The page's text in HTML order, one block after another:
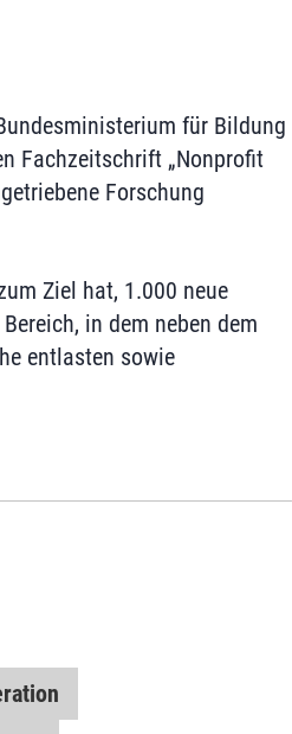
für Bildung
Fachzeitschrift „Nonprofit
Forschung
Ziel hat, 1.000 neue
in dem neben dem
entlasten sowie